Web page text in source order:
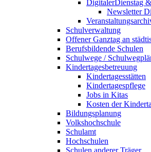
DigitalerDienstag
Newsletter
Schulverwaltung
Offener Ganztag an
Berufsbildende Schulen
Schulwege /
Kindertagesbetreuung
Kindertagesstätten
Kindertagespflege
Jobs in Kitas
Kosten der
Bildungsplanung
Volkshochschule
Schulamt
Hochschulen
Schulen anderer Träger